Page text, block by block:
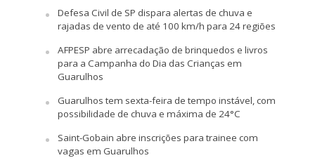
Defesa Civil de SP dispara alertas de chuva e
rajadas de vento de até 100 km/h para 24 regiões
AFPESP abre arrecadação de brinquedos e livros
para a Campanha do Dia das Crianças em
Guarulhos
Guarulhos tem sexta-feira de tempo instável, com
possibilidade de chuva e máxima de 24°C
Saint-Gobain abre inscrições para trainee com
vagas em Guarulhos